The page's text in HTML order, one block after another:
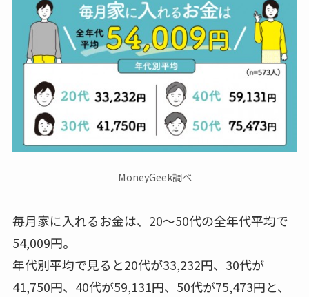
MoneyGeek調べ
毎月家に入れるお金は、20〜50代の全年代平均で
54,009円。
年代別平均で見ると20代が33,232円、30代が
41,750円、40代が59,131円、50代が75,473円と、